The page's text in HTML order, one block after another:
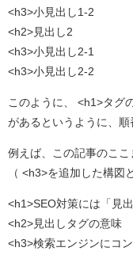
<h3>小見出し1-2
<h2>見出し2
<h3>小見出し2-1
<h3>小見出し2-2
このように、 <h1>タグ
があるというように、順
例えば、この記事のこ
（ <h3>を追加した構図
<h1>SEO対策には「見
<h2>見出しタグの意味
<h3>検索エンジンにコ